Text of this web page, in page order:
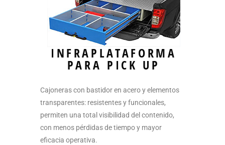
INFRAPLATAFORMA
PARA PICK UP
Cajoneras con bastidor en acero y elementos
transparentes: resistentes y funcionales,
permiten una total visibilidad del contenido,
con menos pérdidas de tiempo y mayor
eficacia operativa.